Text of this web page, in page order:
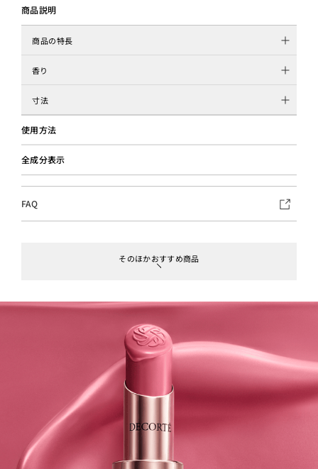
商品説明
商品の特長
香り
寸法
使用方法
全成分表示
FAQ
そのほかおすすめ商品